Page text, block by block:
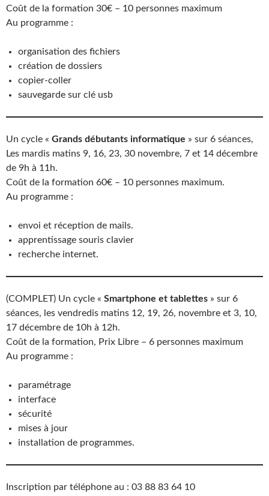
Coût de la formation 30€ – 10 personnes maximum
Au programme :
organisation des fichiers
création de dossiers
copier-coller
sauvegarde sur clé usb
Un cycle « Grands débutants informatique » sur 6 séances,
Les mardis matins 9, 16, 23, 30 novembre, 7 et 14 décembre
de 9h à 11h.
Coût de la formation 60€ – 10 personnes maximum.
Au programme :
envoi et réception de mails.
apprentissage souris clavier
recherche internet.
(COMPLET) Un cycle « Smartphone et tablettes » sur 6
séances, les vendredis matins 12, 19, 26, novembre et 3, 10,
17 décembre de 10h à 12h.
Coût de la formation, Prix Libre – 6 personnes maximum
Au programme :
paramétrage
interface
sécurité
mises à jour
installation de programmes.
Inscription par téléphone au : 03 88 83 64 10